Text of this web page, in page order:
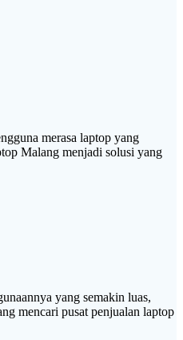
merasa laptop yang
Malang menjadi solusi yang
yang semakin luas,
mencari pusat penjualan laptop